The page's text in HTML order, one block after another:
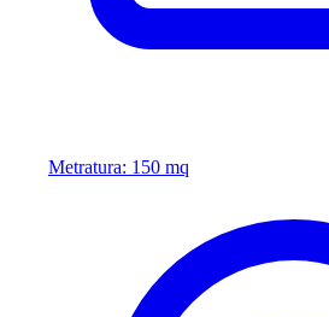
Metratura: 150 mq